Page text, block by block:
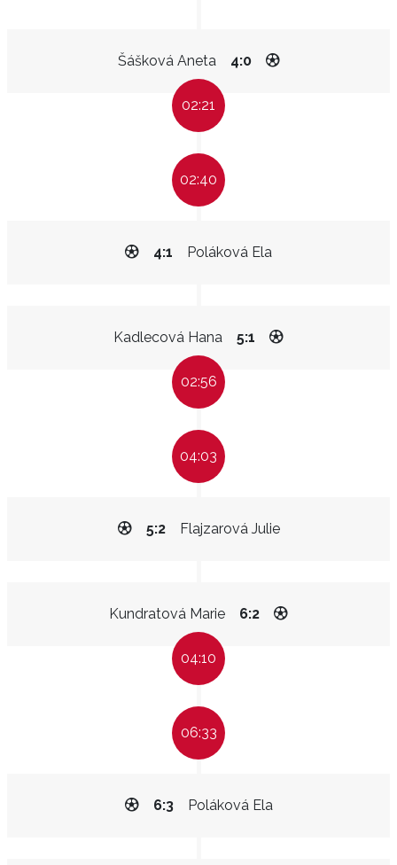
Šášková Aneta 4:0
02:21
02:40
Poláková Ela
4:1
Kadlecová Hana 5:1
02:56
04:03
Flajzarová Julie
5:2
Kundratová Marie 6:2
04:10
06:33
Poláková Ela
6:3